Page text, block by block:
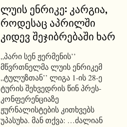
ლუის ენრიკე: კარგია,
როდესაც აპრილში
კიდევ შეჯიბრებაში ხარ
„პარი სენ ჟერმენის’’
მწვრთნელმა ლუის ენრიკემ
„ტულუზთან’’ ლიგა 1-ის 28-ე
ტურის შეხვედრის წინ პრეს-
კონფერენციაზე
ჟურნალისტების კითხვებს
უპასუხა. მან თქვა: …ძალიან